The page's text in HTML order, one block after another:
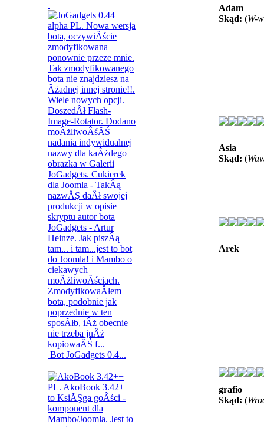
Bot JoGadgets 0.4...
Adam
Skąd: (W-
Asia
Skąd: (
Arek
grafio
Skąd: (